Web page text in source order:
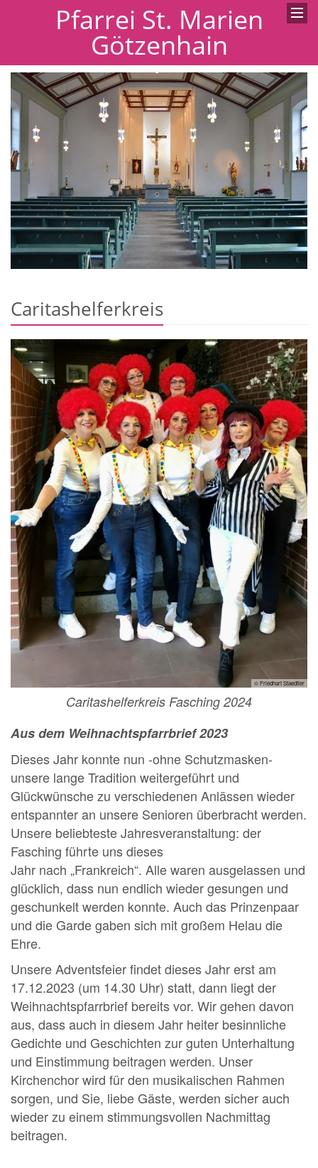
Pfarrei St. Marien
Götzenhain
Caritashelferkreis
© Friedhart Staedtler
Caritashelferkreis Fasching 2024
Aus dem Weihnachtspfarrbrief 2023
Dieses Jahr konnte nun -ohne Schutzmasken-
unsere lange Tradition weitergeführt und
Glückwünsche zu verschiedenen Anlässen wieder
entspannter an unsere Senioren überbracht werden.
Unsere beliebteste Jahresveranstaltung: der
Fasching führte uns dieses
Jahr nach „Frankreich“. Alle waren ausgelassen und
glücklich, dass nun endlich wieder gesungen und
geschunkelt werden konnte. Auch das Prinzenpaar
und die Garde gaben sich mit großem Helau die
Ehre.
Unsere Adventsfeier findet dieses Jahr erst am
17.12.2023 (um 14.30 Uhr) statt, dann liegt der
Weihnachtspfarrbrief bereits vor. Wir gehen davon
aus, dass auch in diesem Jahr heiter besinnliche
Gedichte und Geschichten zur guten Unterhaltung
und Einstimmung beitragen werden. Unser
Kirchenchor wird für den musikalischen Rahmen
sorgen, und Sie, liebe Gäste, werden sicher auch
wieder zu einem stimmungsvollen Nachmittag
beitragen.